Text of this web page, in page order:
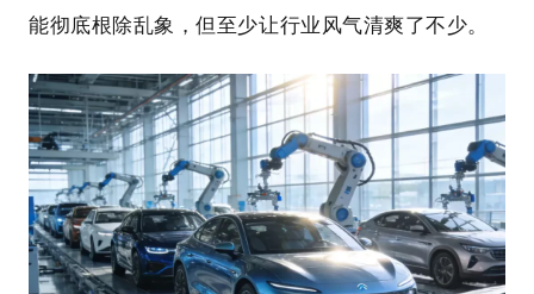
能彻底根除乱象，但至少让行业风气清爽了不少。